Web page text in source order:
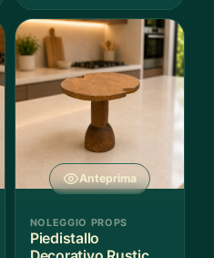
Anteprima
NOLEGGIO PROPS
Piedistallo